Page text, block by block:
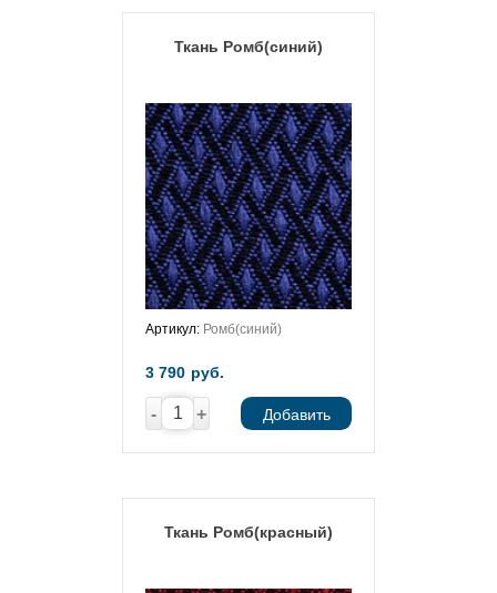
Ткань Ромб(синий)
Артикул: Ромб(синий)
3 790 руб.
- + Добавить
Ткань Ромб(красный)